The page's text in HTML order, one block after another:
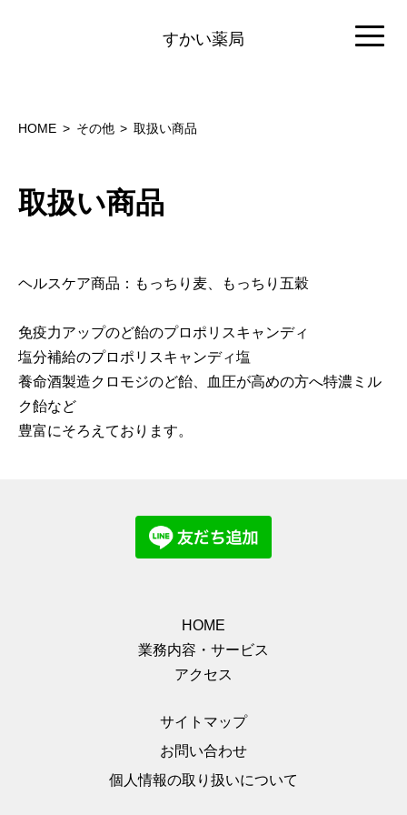
すかい薬局
HOME その他 取扱い商品
取扱い商品
ヘルスケア商品：もっちり麦、もっちり五穀
免疫力アップのど飴のプロポリスキャンディ
塩分補給のプロポリスキャンディ塩
養命酒製造クロモジのど飴、血圧が高めの方へ特濃ミル
ク飴など
豊富にそろえております。
HOME
業務内容・サービス
アクセス
サイトマップ
お問い合わせ
個人情報の取り扱いについて